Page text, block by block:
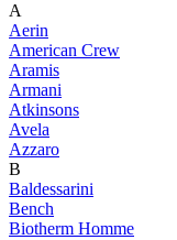
A
Aerin
American Crew
Aramis
Armani
Atkinsons
Avela
Azzaro
B
Baldessarini
Bench
Biotherm Homme